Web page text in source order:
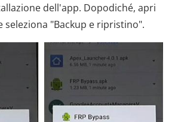
dell'app. Dopodiché, apri
seleziona "Backup e ripristino".